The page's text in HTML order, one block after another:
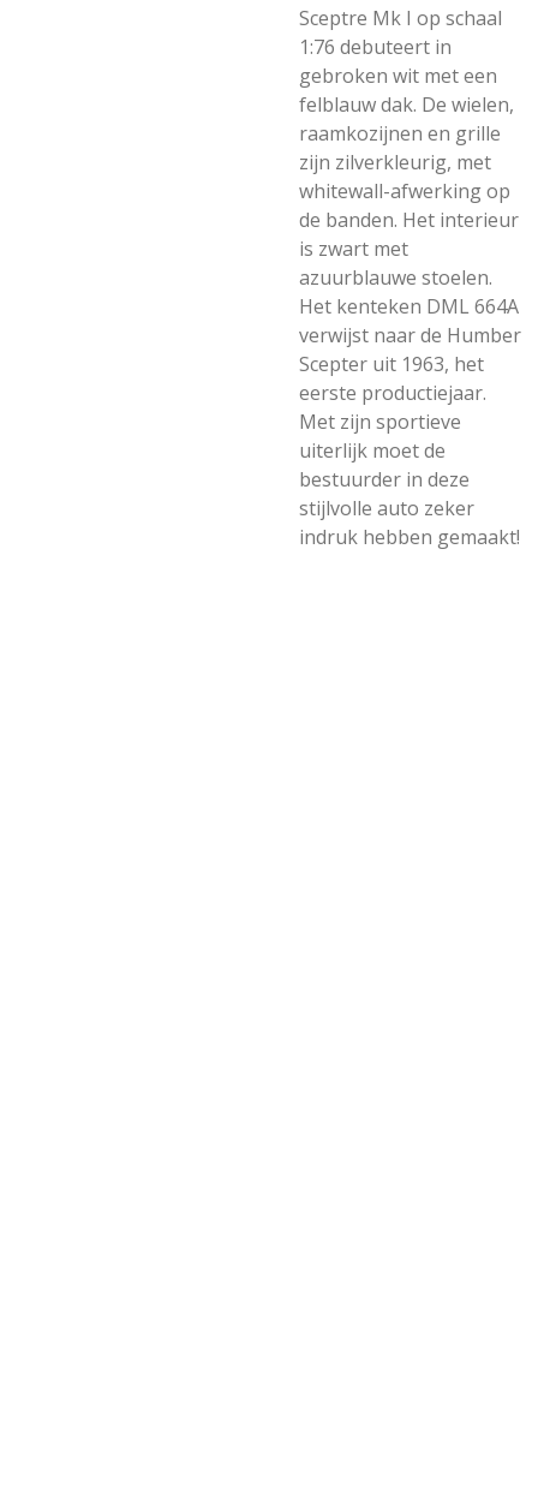
Sceptre Mk I op schaal
1:76 debuteert in
gebroken wit met een
felblauw dak. De wielen,
raamkozijnen en grille
zijn zilverkleurig, met
whitewall-afwerking op
de banden. Het interieur
is zwart met
azuurblauwe stoelen.
Het kenteken DML 664A
verwijst naar de Humber
Scepter uit 1963, het
eerste productiejaar.
Met zijn sportieve
uiterlijk moet de
bestuurder in deze
stijlvolle auto zeker
indruk hebben gemaakt!